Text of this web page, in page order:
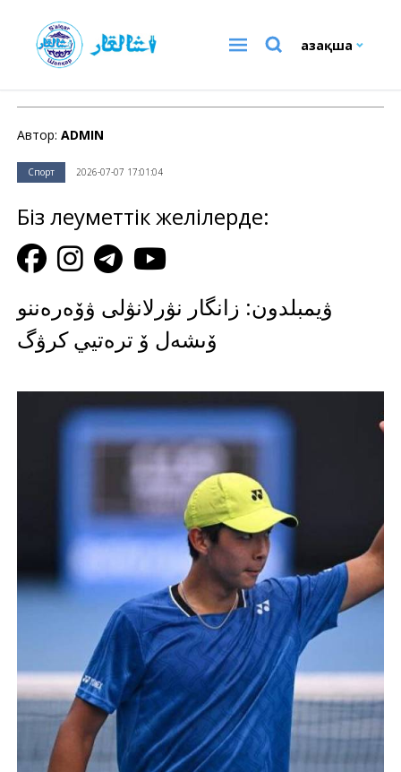
Қазақша
Автор: ADMIN
Спорт 2026-07-07 17:01:04
Біз әлеуметтік желілерде:
ۋيمبلدون: زانگار نۋرلانۋلى ۋۆەرەننو
ۆىشەل ۆ ترەتيي كرۋگ